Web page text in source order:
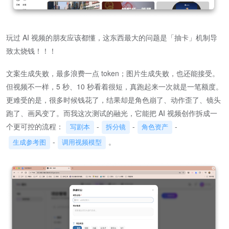
玩过 AI 视频的朋友应该都懂，这东西最大的问题是「抽卡」机制导
致太烧钱！！！
文案生成失败，最多浪费一点 token；图片生成失败，也还能接受。
但视频不一样，5 秒、10 秒看着很短，真跑起来一次就是一笔额度。
更难受的是，很多时候钱花了，结果却是角色崩了、动作歪了、镜头
跑了、画风变了。而我这次测试的融光，它能把 AI 视频创作拆成一
个更可控的流程：
写剧本 - 拆分镜 - 角色资产 -
生成参考图 - 调用视频模型 。